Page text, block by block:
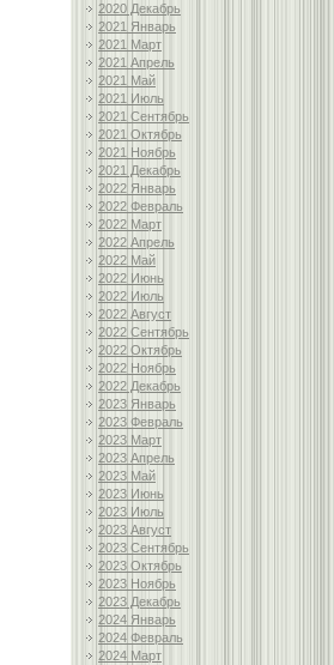
2020 Декабрь
2021 Январь
2021 Март
2021 Апрель
2021 Май
2021 Июль
2021 Сентябрь
2021 Октябрь
2021 Ноябрь
2021 Декабрь
2022 Январь
2022 Февраль
2022 Март
2022 Апрель
2022 Май
2022 Июнь
2022 Июль
2022 Август
2022 Сентябрь
2022 Октябрь
2022 Ноябрь
2022 Декабрь
2023 Январь
2023 Февраль
2023 Март
2023 Апрель
2023 Май
2023 Июнь
2023 Июль
2023 Август
2023 Сентябрь
2023 Октябрь
2023 Ноябрь
2023 Декабрь
2024 Январь
2024 Февраль
2024 Март